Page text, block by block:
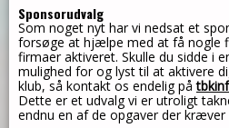
Sponsorudvalg
Som noget nyt har vi nedsat et
forsøge at hjælpe med at få nogle
firmaer aktiveret. Skulle du sidde i
mulighed for og lyst til at aktivere
klub, så kontakt os endelig på
Dette er et udvalg vi er utroligt
endnu en af de opgaver der